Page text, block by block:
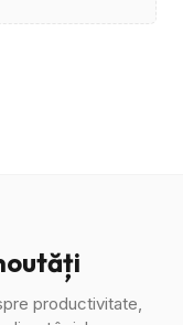
productivitate,